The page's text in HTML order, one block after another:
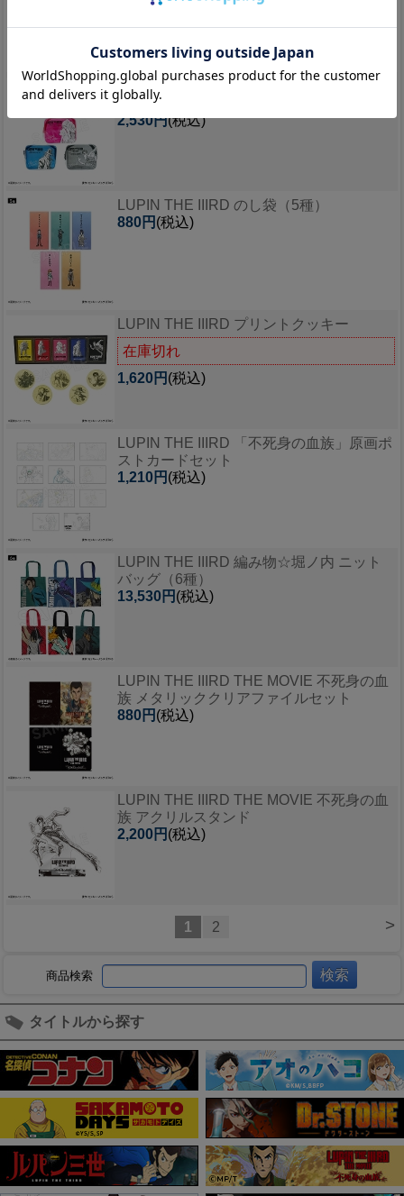
LUPIN THE IIIRD PVCクリアポーチ（5
種）
2,530円(税込)
LUPIN THE IIIRD のし袋（5種）
880円 (税込)
LUPIN THE IIIRD プリントクッキー
在庫切れ
1,620円 (税込)
LUPIN THE IIIRD 「不死身の血族」原画ポ
ストカードセット
1,210円 (税込)
LUPIN THE IIIRD 編み物☆堀ノ内 ニット
バッグ（6種）
13,530円 (税込)
LUPIN THE IIIRD THE MOVIE 不死身の血
族 メタリッククリアファイルセット
880円 (税込)
LUPIN THE IIIRD THE MOVIE 不死身の血
族 アクリルスタンド
2,200円 (税込)
>
1 2
商品検索
タイトルから探す